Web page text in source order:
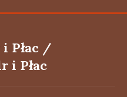
i Płac /
i Płac